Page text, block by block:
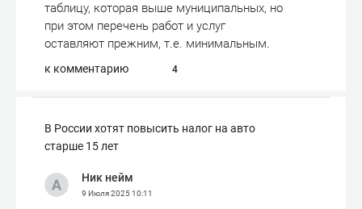
таблицу, которая выше муниципальных, но
при этом перечень работ и услуг
оставляют прежним, т.е. минимальным.
к комментарию 4
В России хотят повысить налог на авто
старше 15 лет
Ник нейм
9 Июля 202510:11